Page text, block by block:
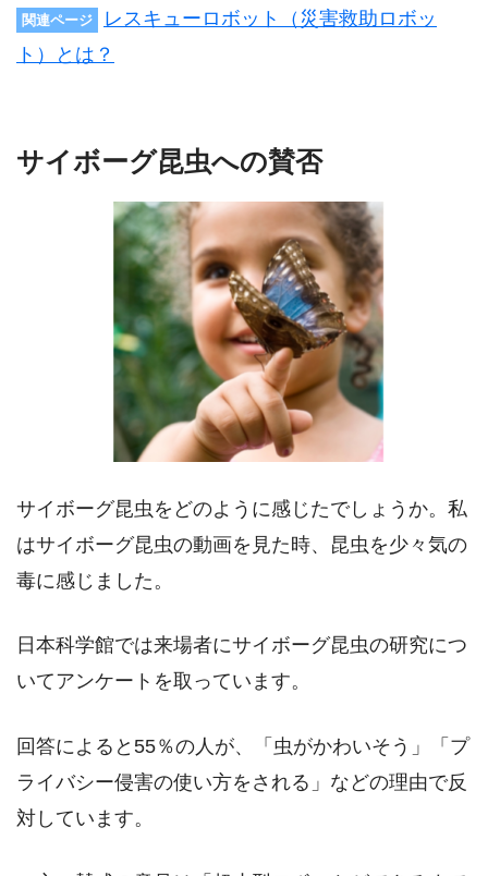
関連ページ
レスキューロボット（災害救助ロボッ
ト）とは？
サイボーグ昆虫への賛否
サイボーグ昆虫をどのように感じたでしょうか。私
はサイボーグ昆虫の動画を見た時、昆虫を少々気の
毒に感じました。
日本科学館では来場者にサイボーグ昆虫の研究につ
いてアンケートを取っています。
回答によると55％の人が、「虫がかわいそう」「プ
ライバシー侵害の使い方をされる」などの理由で反
対しています。